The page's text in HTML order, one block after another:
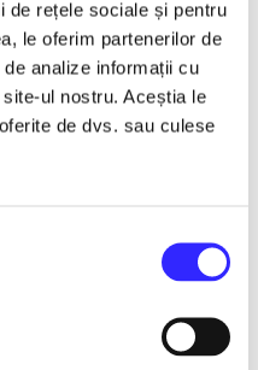
de rețele sociale și pentru
le oferim partenerilor de
analize informații cu
ul nostru. Aceștia le
de dvs. sau culese
-